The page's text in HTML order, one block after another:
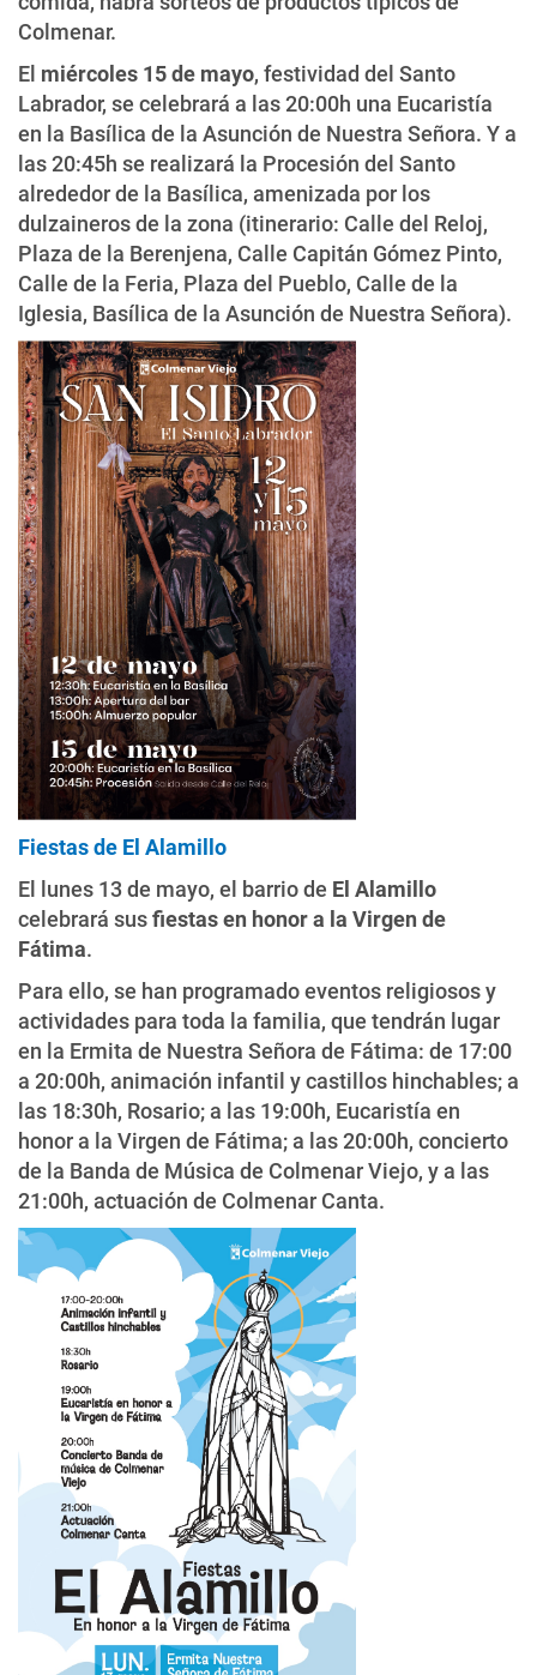
Colmenar.
El miércoles 15 de mayo, festividad del Santo
Labrador, se celebrará a las 20:00h una Eucaristía
en la Basílica de la Asunción de Nuestra Señora. Y a
las 20:45h se realizará la Procesión del Santo
alrededor de la Basílica, amenizada por los
dulzaineros de la zona (itinerario: Calle del Reloj,
Plaza de la Berenjena, Calle Capitán Gómez Pinto,
Calle de la Feria, Plaza del Pueblo, Calle de la
Iglesia, Basílica de la Asunción de Nuestra Señora).
Fiestas de El Alamillo
El lunes 13 de mayo, el barrio de El Alamillo
celebrará susfiestas en honor a la Virgen de
Fátima.
Para ello, se han programado eventos religiosos y
actividades para toda la familia, que tendrán lugar
en la Ermita de Nuestra Señora de Fátima: de 17:00
a 20:00h, animación infantil y castillos hinchables; a
las 18:30h, Rosario; a las 19:00h, Eucaristía en
honor a la Virgen de Fátima; a las 20:00h, concierto
de la Banda de Música de Colmenar Viejo, y a las
21:00h, actuación de Colmenar Canta.